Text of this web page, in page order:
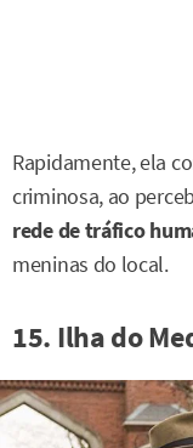
Rapidamente, ela
criminosa, ao
rede de tráfico
meninas do local.
15. Ilha do